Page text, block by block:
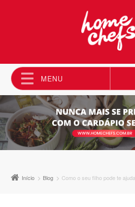
MENU
Pular para o conteúdo
Início Blog Como o seu filho pode te